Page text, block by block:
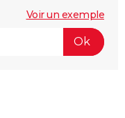
Voir un exemple